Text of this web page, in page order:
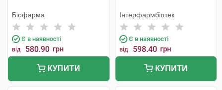
Біофарма
Є в наявності
від 580.90 грн
КУПИТИ
Інтерфармбіотек
Є в наявності
від 598.40 грн
КУПИТИ